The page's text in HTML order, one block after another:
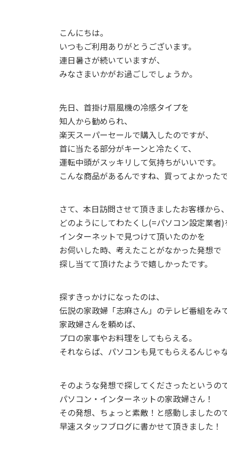
こんにちは。
いつもご利用ありがとうございます。
連日暑さが続いていますが、
みなさまいかがお過ごしでしょうか。
先日、首掛け扇風機の冷感タイプを
知人から勧められ、
楽天スーパーセールで購入したのですが、
首に当たる部分がキーンと冷たくて、
運転中頭がスッキリして気持ちがいいです。
こんな商品があるんですね、買ってよかったで
さて、本日訪問させて頂きましたお客様から、
どのようにしてわたくし(=パソコン設定業者)
インターネットで見つけて頂いたのかを
お伺いした時、考えたことがなかった発想で
探し当てて頂けたようで嬉しかったです。
探すきっかけになったのは、
伝説の家政婦「志麻さん」のテレビ番組をみて
家政婦さんを頼めば、
プロの家事やお料理をしてもらえる。
それならば、パソコンも見てもらえるんじゃ
そのような発想で探してくださったというので
パソコン・インターネットの家政婦さん！
その発想、ちょっと素敵！と感動しましたので
早速スタッフブログに書かせて頂きました！